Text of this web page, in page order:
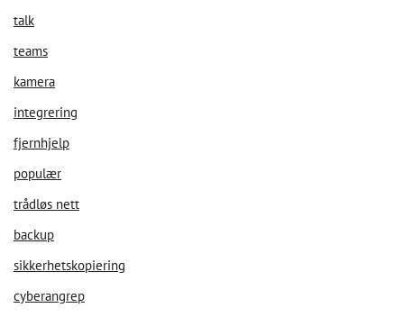
talk
teams
kamera
integrering
fjernhjelp
populær
trådløs nett
backup
sikkerhetskopiering
cyberangrep